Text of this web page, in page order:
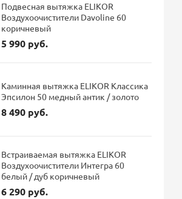
Подвесная вытяжка ELIKOR
Воздухоочистители Davoline 60
коричневый
5 990 руб.
Каминная вытяжка ELIKOR Классика
Эпсилон 50 медный антик / золото
8 490 руб.
Встраиваемая вытяжка ELIKOR
Воздухоочистители Интегра 60
белый / дуб коричневый
6 290 руб.